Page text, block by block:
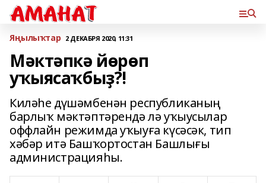
Яңылыҡтар 2 ДЕКАБРЯ 2020, 11:31
Мәктәпкә йөрөп
уҡыясаҡбыҙ?!
Киләһе дүшәмбенән республиканың
барлыҡ мәктәптәрендә лә уҡыусылар
оффлайн режимда уҡыуға күсәсәк, тип
хәбәр итә Башҡортостан Башлығы
администрацияһы.